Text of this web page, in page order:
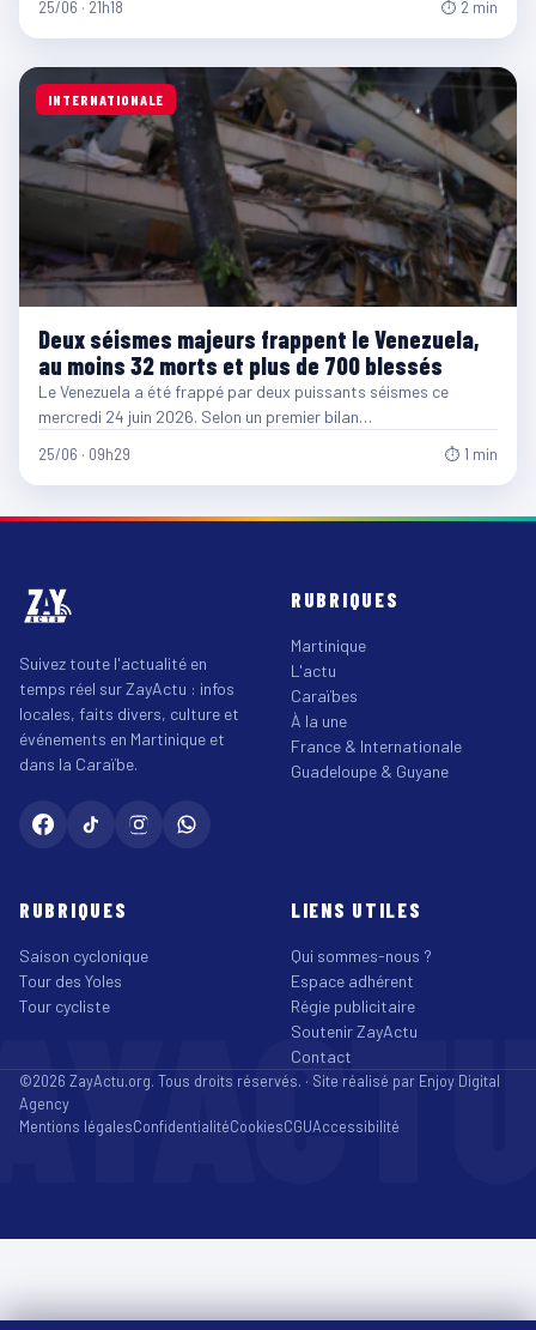
25/06 · 21h18 ⏱ 2 min
INTERNATIONALE
Deux séismes majeurs frappent le Venezuela,
au moins 32 morts et plus de 700 blessés
Le Venezuela a été frappé par deux puissants séismes ce
mercredi 24 juin 2026. Selon un premier bilan…
25/06 · 09h29 ⏱ 1 min
Suivez toute l'actualité en
temps réel sur ZayActu : infos
locales, faits divers, culture et
événements en Martinique et
dans la Caraïbe.
RUBRIQUES
Martinique
L'actu
Caraïbes
À la une
France & Internationale
Guadeloupe & Guyane
RUBRIQUES
Saison cyclonique
Tour des Yoles
Tour cycliste
LIENS UTILES
Qui sommes-nous ?
Espace adhérent
Régie publicitaire
Soutenir ZayActu
Contact
©2026 ZayActu.org. Tous droits réservés. · Site réalisé par Enjoy Digital
Agency
Mentions légalesConfidentialitéCookiesCGUAccessibilité